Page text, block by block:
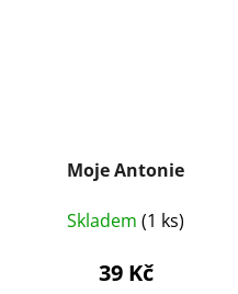
Moje Antonie
Skladem (1 ks)
39 Kč